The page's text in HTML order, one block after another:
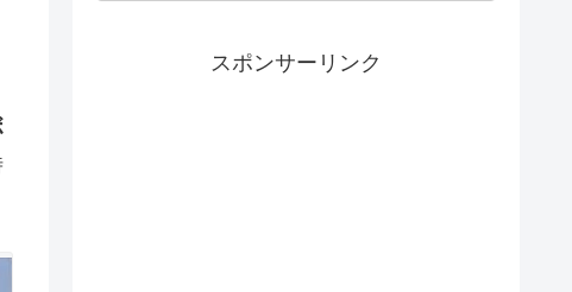
スポンサーリンク